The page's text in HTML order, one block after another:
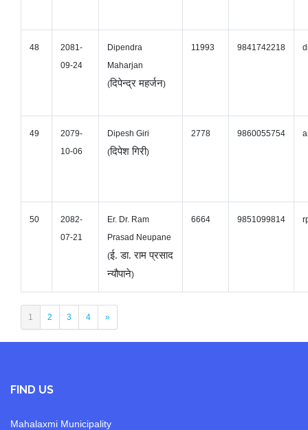
48
2081-
09-24
Dipendra
Maharjan
(दिपेन्द्र महर्जन)
11993 9841742218
49
2079-
10-06
Dipesh Giri
(दिपेश गिरी)
2778 9860055754
50
2082-
07-21
Er. Dr. Ram
Prasad Neupane
(ई. डा. राम प्रसाद
न्यौपाने)
6664 9851099814
1 2 3 4 »
FIND US
Mahalaxmi Municipality